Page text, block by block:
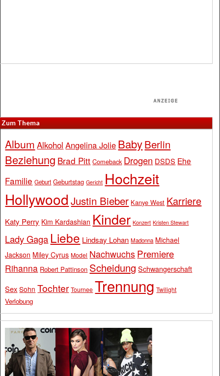
Zum Thema
Album Alkohol Angelina Jolie BabyBerlin
Beziehung Brad Pitt Comeback Drogen DSDS Ehe
Familie Geburt Geburtstag Gericht Hochzeit
Hollywood Justin Bieber Kanye West Karriere
Katy Perry Kim Kardashian Kinder Konzert Kristen Stewart
Lady Gaga Liebe Lindsay Lohan Madonna Michael
Jackson Miley Cyrus Model Nachwuchs Premiere
Rihanna Robert Pattinson Scheidung Schwangerschaft
Sex Sohn Tochter Tournee Trennung Twilight
Verlobung